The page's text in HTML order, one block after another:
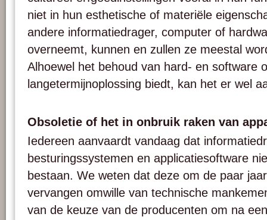
niet in hun esthetische of materiële
andere informatiedrager, computer of
overneemt, kunnen en zullen ze meestal
Alhoewel het behoud van hard- en software
langetermijnoplossing biedt, kan het er wel
Obsoletie of het in onbruik raken van
Iedereen aanvaardt vandaag dat
besturingssystemen en applicatiesoftware
bestaan. We weten dat deze om de paar
vervangen omwille van technische
van de keuze van de producenten om na